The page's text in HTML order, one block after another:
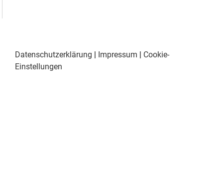
Datenschutzerklärung | Impressum | Cookie-
Einstellungen